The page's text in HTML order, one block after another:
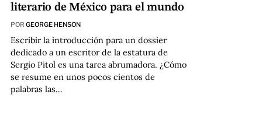
literario de México para el mundo
POR GEORGE HENSON
Escribir la introducción para un dossier
dedicado a un escritor de la estatura de
Sergio Pitol es una tarea abrumadora. ¿Cómo
se resume en unos pocos cientos de
palabras las…